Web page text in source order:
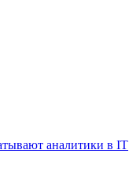
аналитики в IT